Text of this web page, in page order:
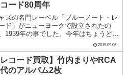
ード80周年
ズの名門レーベル「ブルーノート・レ
ド」がニューヨークで設立されたの
1939年の事でした。今年はちょうど
周年になります。それを記念して『ブル
ート・レコード ジャズを超えて』と
う映画が今日2019年9月6日に公開され
。...
2019.09.06
レコード買取】竹内まりやRCA
のアルバム2枚